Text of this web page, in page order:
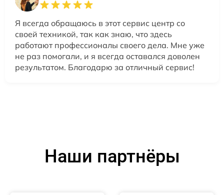
Я всегда обращаюсь в этот сервис центр со
своей техникой, так как знаю, что здесь
работают профессионалы своего дела. Мне уже
не раз помогали, и я всегда оставался доволен
результатом. Благодарю за отличный сервис!
Наши партнёры